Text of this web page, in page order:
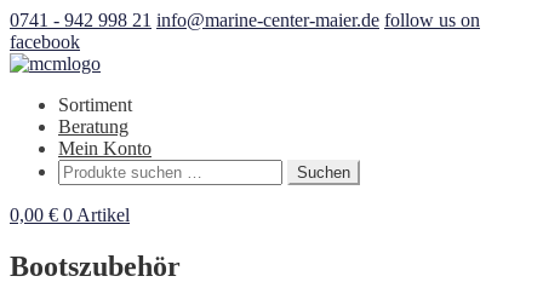
0741 - 942 998 21 info@marine-center-maier.de follow us on
facebook
Sortiment
Beratung
Mein Konto
Suchen
nach:
Suchen
0,00 € 0 Artikel
Bootszubehör